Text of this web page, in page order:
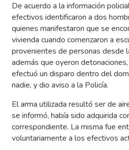
De acuerdo a la información
efectivos identificaron a dos
quienes manifestaron que se
vivienda cuando comenzaron a
provenientes de personas desde
además que oyeron
efectuó un disparo dentro del
nadie, y dio aviso a la Policía.
El arma utilizada resultó ser de
se informó, había sido adquirida
correspondiente. La misma fue
voluntariamente a los efectivos